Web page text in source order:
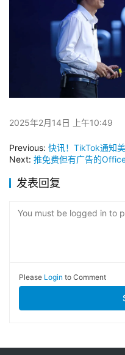
2025年2月14日 上午10:49
Previous: 快讯！TikTok通知
Next: 推免费但有广告的
发表回复
You must be logged in to
Please Login to Comment